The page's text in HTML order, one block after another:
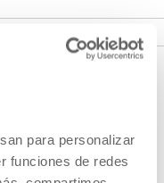
para personalizar
funciones de redes